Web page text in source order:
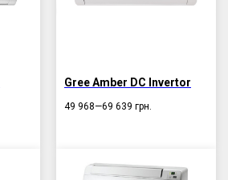
Gree Amber DC Invertor
49 968—69 639 грн.